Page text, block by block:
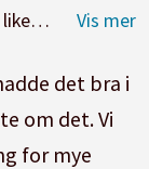
Jorun, til kreft.
det bra i
om det. Vi
for mye